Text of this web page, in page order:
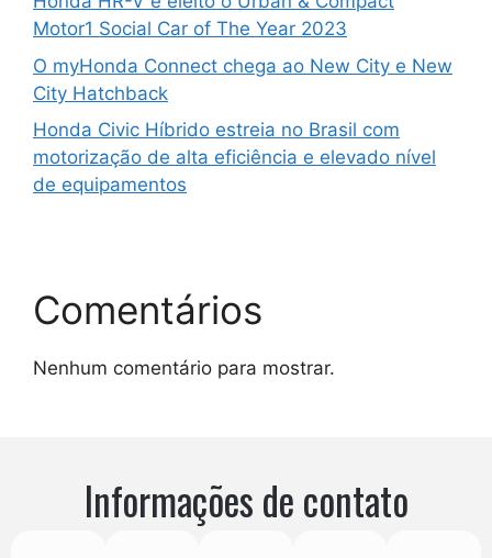
Motor1 Social Car of The Year 2023
O myHonda Connect chega ao New City e New
City Hatchback
Honda Civic Híbrido estreia no Brasil com
motorização de alta eficiência e elevado nível
de equipamentos
Comentários
Nenhum comentário para mostrar.
Informações de contato